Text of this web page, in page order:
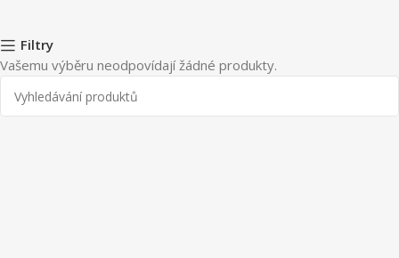
Filtry
Vašemu výběru neodpovídají žádné produkty.